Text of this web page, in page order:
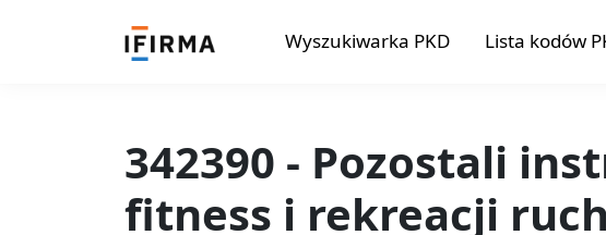
Wyszukiwarka PKD Lista kodów
342390 - Pozostali
fitness i rekreacji